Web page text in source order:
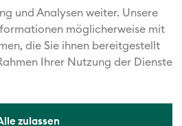
und Analysen weiter. Unsere
möglicherweise mit
die Sie ihnen bereitgestellt
Ihrer Nutzung der Dienste
zulassen